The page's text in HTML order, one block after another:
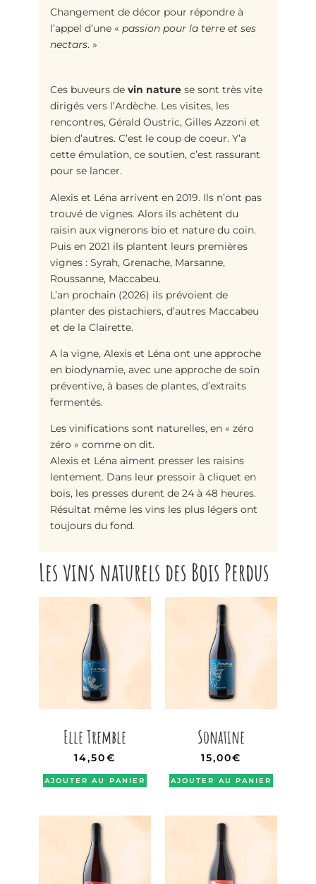
Changement de décor pour répondre à
l’appel d’une «passion pour la terre et ses
nectars. »
Ces buveurs devin nature se sont très vite
dirigés vers l’Ardèche. Les visites, les
rencontres, Gérald Oustric, Gilles Azzoni et
bien d’autres. C’est le coup de coeur. Y’a
cette émulation, ce soutien, c’est rassurant
pour se lancer.
Alexis et Léna arrivent en 2019. Ils n’ont pas
trouvé de vignes. Alors ils achètent du
raisin aux vignerons bio et nature du coin.
Puis en 2021 ils plantent leurs premières
vignes : Syrah, Grenache, Marsanne,
Roussanne, Maccabeu.
L’an prochain (2026) ils prévoient de
planter des pistachiers, d’autres Maccabeu
et de la Clairette.
A la vigne, Alexis et Léna ont une approche
en biodynamie, avec une approche de soin
préventive, à bases de plantes, d’extraits
fermentés.
Les vinifications sont naturelles, en « zéro
zéro » comme on dit.
Alexis et Léna aiment presser les raisins
lentement. Dans leur pressoir à cliquet en
bois, les presses durent de 24 à 48 heures.
Résultat même les vins les plus légers ont
toujours du fond.
Les vins naturels des Bois Perdus
Elle Tremble
14,50€
AJOUTER AU PANIER
Sonatine
15,00€
AJOUTER AU PANIER